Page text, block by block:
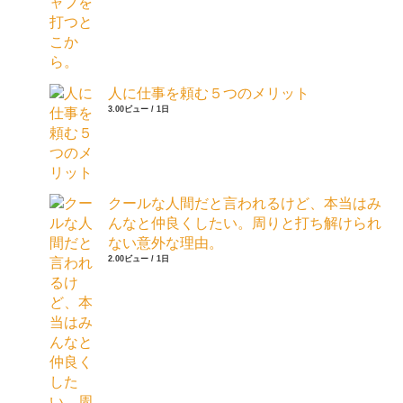
人に仕事を頼む５つのメリット
3.00ビュー / 1日
クールな人間だと言われるけど、本当はみ
んなと仲良くしたい。周りと打ち解けられ
ない意外な理由。
2.00ビュー / 1日